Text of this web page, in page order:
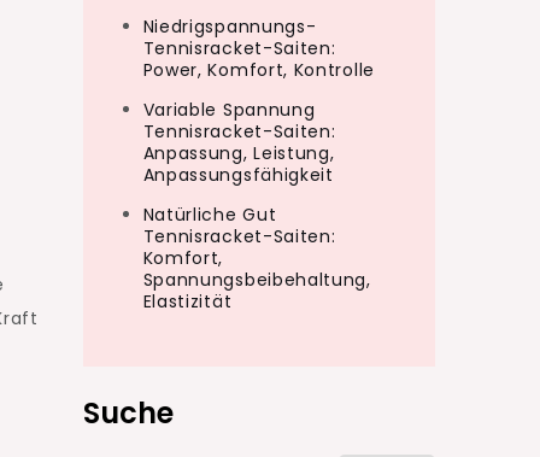
Niedrigspannungs-
Tennisracket-Saiten:
Power, Komfort, Kontrolle
Variable Spannung
Tennisracket-Saiten:
Anpassung, Leistung,
Anpassungsfähigkeit
Natürliche Gut
Tennisracket-Saiten:
Komfort,
Spannungsbeibehaltung,
Elastizität
Suche